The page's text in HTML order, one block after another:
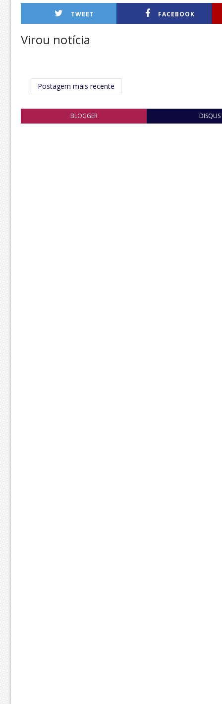
TWEET FACEBOOK
Virou notícia
Postagem mais recente
BLOGGER DISQUS